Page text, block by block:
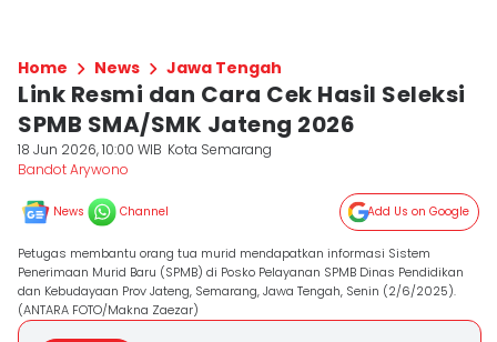
Home News Jawa Tengah
Link Resmi dan Cara Cek Hasil Seleksi
SPMB SMA/SMK Jateng 2026
18 Jun 2026, 10:00 WIB Kota Semarang
Bandot Arywono
News Channel Add Us on Google
Petugas membantu orang tua murid mendapatkan informasi Sistem
Penerimaan Murid Baru (SPMB) di Posko Pelayanan SPMB Dinas Pendidikan
dan Kebudayaan Prov Jateng, Semarang, Jawa Tengah, Senin (2/6/2025).
(ANTARA FOTO/Makna Zaezar)